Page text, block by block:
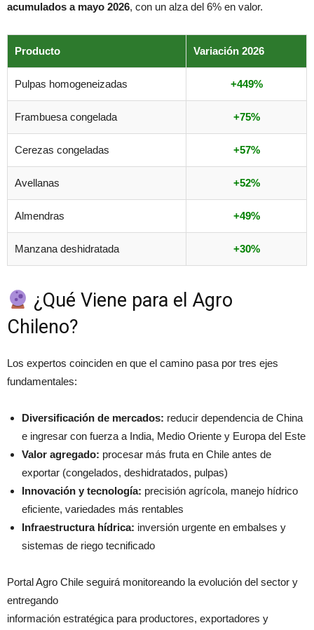
acumulados a mayo 2026, con un alza del 6% en valor.
Producto Variación 2026
Pulpas homogeneizadas +449%
Frambuesa congelada +75%
Cerezas congeladas +57%
Avellanas +52%
Almendras +49%
Manzana deshidratada +30%
¿Qué Viene para el Agro
Chileno?
Los expertos coinciden en que el camino pasa por tres ejes
fundamentales:
Diversificación de mercados: reducir dependencia de China
e ingresar con fuerza a India, Medio Oriente y Europa del Este
Valor agregado: procesar más fruta en Chile antes de
exportar (congelados, deshidratados, pulpas)
Innovación y tecnología: precisión agrícola, manejo hídrico
eficiente, variedades más rentables
Infraestructura hídrica: inversión urgente en embalses y
sistemas de riego tecnificado
Portal Agro Chile seguirá monitoreando la evolución del sector y
entregando
información estratégica para productores, exportadores y